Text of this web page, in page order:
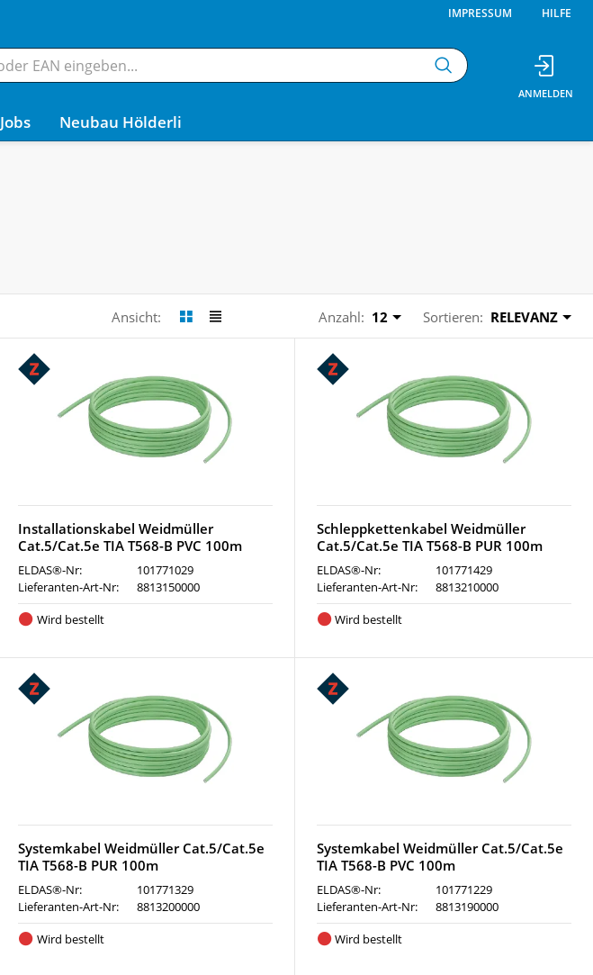
IMPRESSUM HILFE
Jobs Neubau Hölderli
Ansicht: Anzahl: 12 Sortieren: RELEVANZ
Installationskabel Weidmüller
Cat.5/Cat.5e TIA T568-B PVC 100m
ELDAS®-Nr:
101771029
Lieferanten-Art-Nr:
8813150000
Wird bestellt
Schleppkettenkabel Weidmüller
Cat.5/Cat.5e TIA T568-B PUR 100m
ELDAS®-Nr:
101771429
Lieferanten-Art-Nr:
8813210000
Wird bestellt
Systemkabel Weidmüller Cat.5/Cat.5e
TIA T568-B PUR 100m
ELDAS®-Nr:
101771329
Lieferanten-Art-Nr:
8813200000
Wird bestellt
Systemkabel Weidmüller Cat.5/Cat.5e
TIA T568-B PVC 100m
ELDAS®-Nr:
101771229
Lieferanten-Art-Nr:
8813190000
Wird bestellt